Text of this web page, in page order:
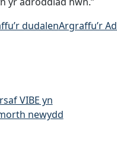
dudalenArgraffu’r
VIBE yn
newydd